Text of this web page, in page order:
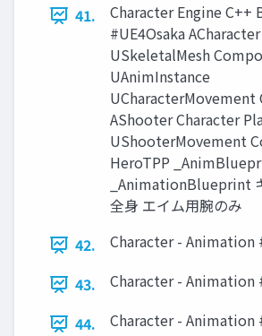
41.
Character Engine
#UE4Osaka ACharacter
USkeletalMesh
UAnimInstance
AShooter Character
UShooterMovement
HeroTPP
_AnimationBlueprint
全身 エイム用腕のみ
42.
Character - Animation
43.
Character - Animation
44.
Character - Animation